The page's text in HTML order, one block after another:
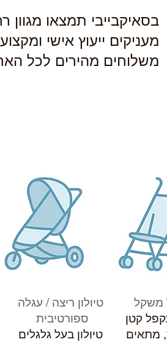
בסאיקבייבי תמצאו מגוון
מעניקים ייעוץ אישי
משלוחים מהירים לכל
משקל
קטן
מתאים
טיולון ריצה / עגלה
ספורטיבית
טיולון בעל גלגלים